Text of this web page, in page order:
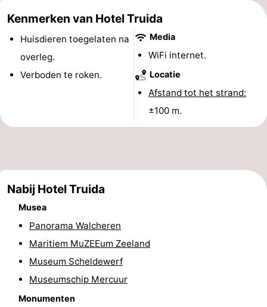
minutes
Strand
Zien
&
Bezienswaardigheden
Musea
-
Speeltuinen
Binnenspeeltuinen
Bowlen
Wellness
Kenmerken van Hotel Truida
Huisdieren toegelaten na
overleg.
Verboden te roken.
Media
WiFi internet.
Locatie
Afstand tot het strand:
±100 m.
Nabij Hotel Truida
Musea
Panorama Walcheren
Maritiem MuZEEum Zeeland
Museum Scheldewerf
Museumschip Mercuur
Monumenten